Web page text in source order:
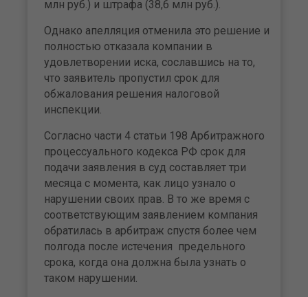
млн руб.) и штрафа (38,6 млн руб.).
Однако апелляция отменила это решение и
полностью отказала компании в
удовлетворении иска, сославшись на то,
что заявитель пропустил срок для
обжалования решения налоговой
инспекции.
Согласно части 4 статьи 198 Арбитражного
процессуального кодекса РФ срок для
подачи заявления в суд составляет три
месяца с момента, как лицо узнало о
нарушении своих прав. В то же время с
соответствующим заявлением компания
обратилась в арбитраж спустя более чем
полгода после истечения предельного
срока, когда она должна была узнать о
таком нарушении.